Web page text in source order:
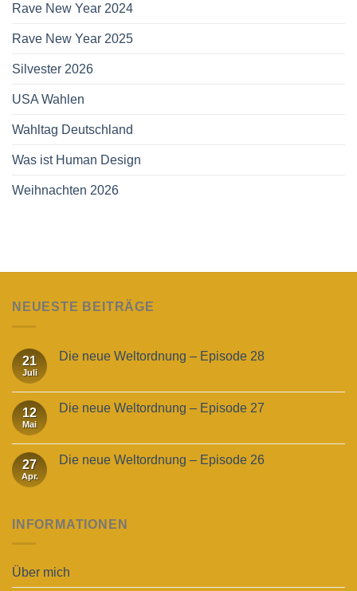
Rave New Year 2024
Rave New Year 2025
Silvester 2026
USA Wahlen
Wahltag Deutschland
Was ist Human Design
Weihnachten 2026
NEUESTE BEITRÄGE
21
Juli
Die neue Weltordnung – Episode 28
12
Mai
Die neue Weltordnung – Episode 27
27
Apr.
Die neue Weltordnung – Episode 26
INFORMATIONEN
Über mich